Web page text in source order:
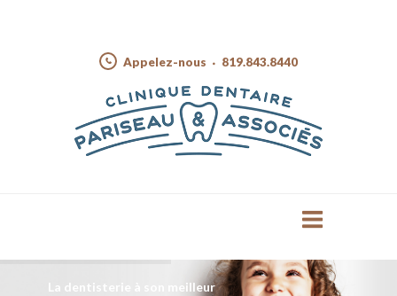
Appelez-nous 819.843.8440
La dentisterie à son meilleur